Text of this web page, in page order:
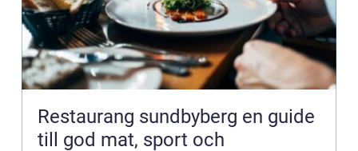
Restaurang sundbyberg en guide
till god mat, sport och